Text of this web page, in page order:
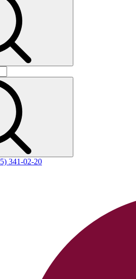
341-02-20